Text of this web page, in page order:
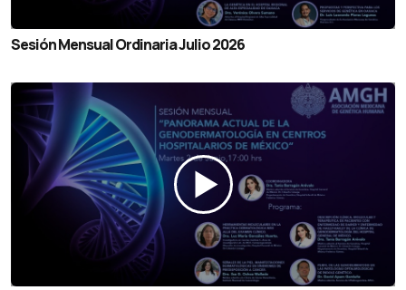
Sesión Mensual Ordinaria Julio 2026